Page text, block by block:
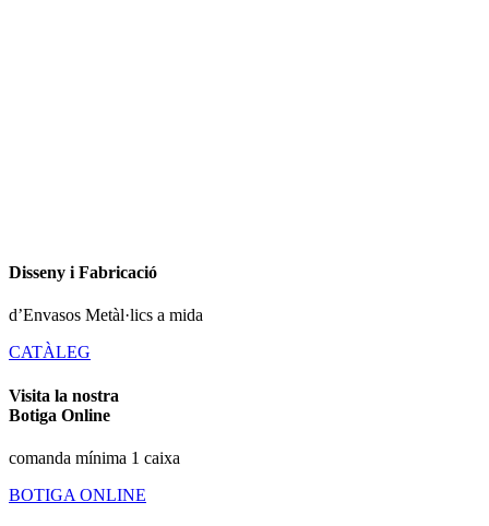
Disseny i Fabricació
d’Envasos Metàl·lics a mida
CATÀLEG
Visita la nostra
Botiga Online
comanda mínima 1 caixa
BOTIGA ONLINE